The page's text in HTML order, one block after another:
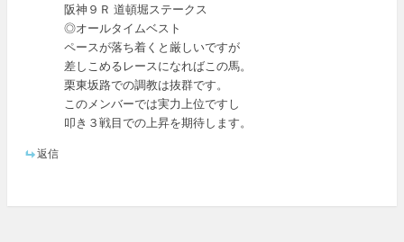
阪神９Ｒ 道頓堀ステークス
◎オールタイムベスト
ペースが落ち着くと厳しいですが
差しこめるレースになればこの馬。
栗東坂路での調教は抜群です。
このメンバーでは実力上位ですし
叩き３戦目での上昇を期待します。
返信